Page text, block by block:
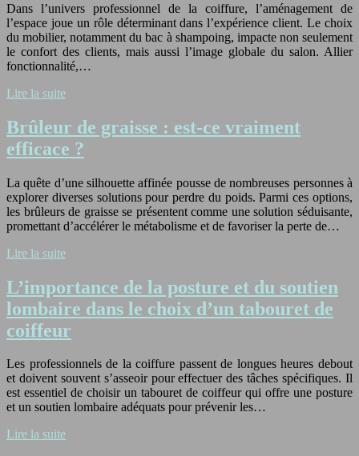
Dans l’univers professionnel de la coiffure, l’aménagement de
l’espace joue un rôle déterminant dans l’expérience client. Le choix
du mobilier, notamment du bac à shampoing, impacte non seulement
le confort des clients, mais aussi l’image globale du salon. Allier
fonctionnalité,…
Lire la suite
Brûleur de graisse : est-ce vraiment
efficace ?
La quête d’une silhouette affinée pousse de nombreuses personnes à
explorer diverses solutions pour perdre du poids. Parmi ces options,
les brûleurs de graisse se présentent comme une solution séduisante,
promettant d’accélérer le métabolisme et de favoriser la perte de…
Lire la suite
L’importance de la posture et du soutien
lombaire dans le choix d’un tabouret de
coiffeur
Les professionnels de la coiffure passent de longues heures debout
et doivent souvent s’asseoir pour effectuer des tâches spécifiques. Il
est essentiel de choisir un tabouret de coiffeur qui offre une posture
et un soutien lombaire adéquats pour prévenir les…
Lire la suite